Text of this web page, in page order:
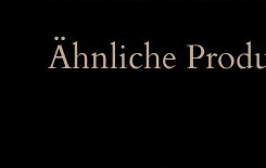
Ähnliche